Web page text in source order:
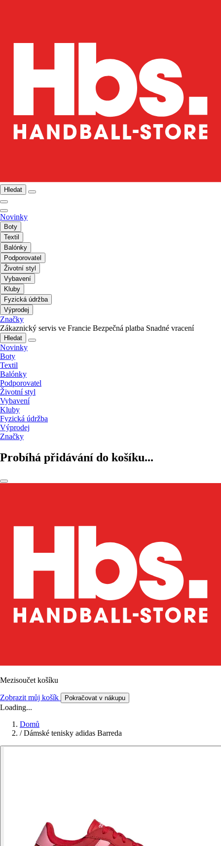
Hledat
Novinky
Boty
Textil
Balónky
Podporovatel
Životní styl
Vybavení
Kluby
Fyzická údržba
Výprodej
Značky
Zákaznický servis ve Francie Bezpečná platba Snadné vracení
Hledat
Novinky
Boty
Textil
Balónky
Podporovatel
Životní styl
Vybavení
Kluby
Fyzická údržba
Výprodej
Značky
Probíhá přidávání do košíku...
Mezisoučet košíku
Zobrazit můj košík Pokračovat v nákupu
Loading...
Domů
/ Dámské tenisky adidas Barreda